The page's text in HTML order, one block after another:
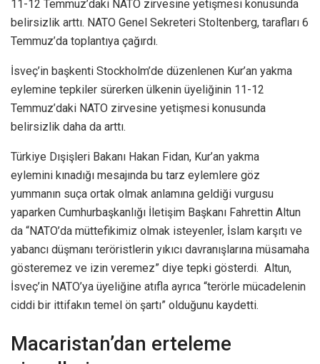
11-12 Temmuz’daki NATO zirvesine yetişmesi konusunda
belirsizlik arttı. NATO Genel Sekreteri Stoltenberg, tarafları 6
Temmuz’da toplantıya çağırdı.
İsveç’in başkenti Stockholm’de düzenlenen Kur’an yakma
eylemine tepkiler sürerken ülkenin üyeliğinin 11-12
Temmuz’daki NATO zirvesine yetişmesi konusunda
belirsizlik daha da arttı.
Türkiye Dışişleri Bakanı Hakan Fidan, Kur’an yakma
eylemini kınadığı mesajında bu tarz eylemlere göz
yummanın suça ortak olmak anlamına geldiği vurgusu
yaparken Cumhurbaşkanlığı İletişim Başkanı Fahrettin Altun
da “NATO’da müttefikimiz olmak isteyenler, İslam karşıtı ve
yabancı düşmanı teröristlerin yıkıcı davranışlarına müsamaha
gösteremez ve izin veremez” diye tepki gösterdi. Altun,
İsveç’in NATO’ya üyeliğine atıfla ayrıca “terörle mücadelenin
ciddi bir ittifakın temel ön şartı” olduğunu kaydetti.
Macaristan’dan erteleme